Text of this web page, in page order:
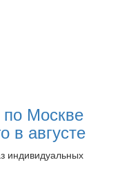
Москве
в августе
индивидуальных